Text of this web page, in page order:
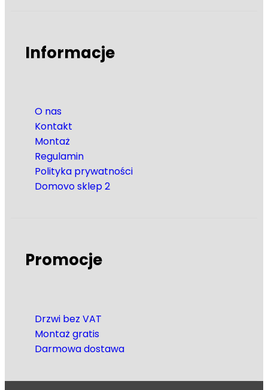
Informacje
O nas
Kontakt
Montaż
Regulamin
Polityka prywatności
Domovo sklep 2
Promocje
Drzwi bez VAT
Montaż gratis
Darmowa dostawa